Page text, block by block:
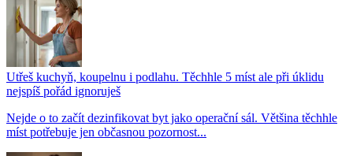
Utřeš kuchyň, koupelnu i podlahu. Těchhle 5 míst ale při úklidu
nejspíš pořád ignoruješ
Nejde o to začít dezinfikovat byt jako operační sál. Většina těchhle
míst potřebuje jen občasnou pozornost...